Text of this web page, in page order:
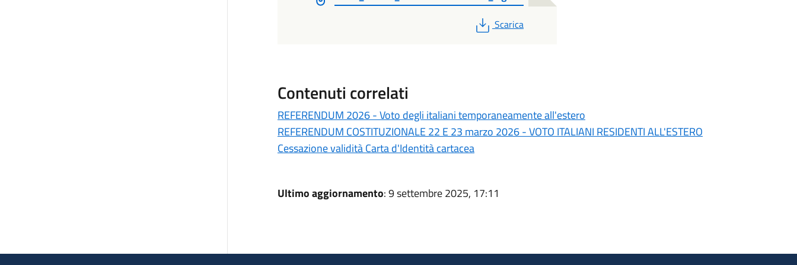
PDF
Scarica
Contenuti correlati
REFERENDUM 2026 - Voto degli italiani temporaneamente all'estero
REFERENDUM COSTITUZIONALE 22 E 23 marzo 2026 - VOTO ITALIANI RESIDENTI ALL'ESTERO
Cessazione validità Carta d'Identità cartacea
Ultimo aggiornamento: 9 settembre 2025, 17:11